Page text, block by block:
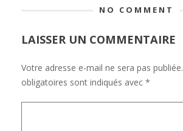
NO COMMENT
LAISSER UN COMMENTAIRE
Votre adresse e-mail ne sera pas publiée.
obligatoires sont indiqués avec *